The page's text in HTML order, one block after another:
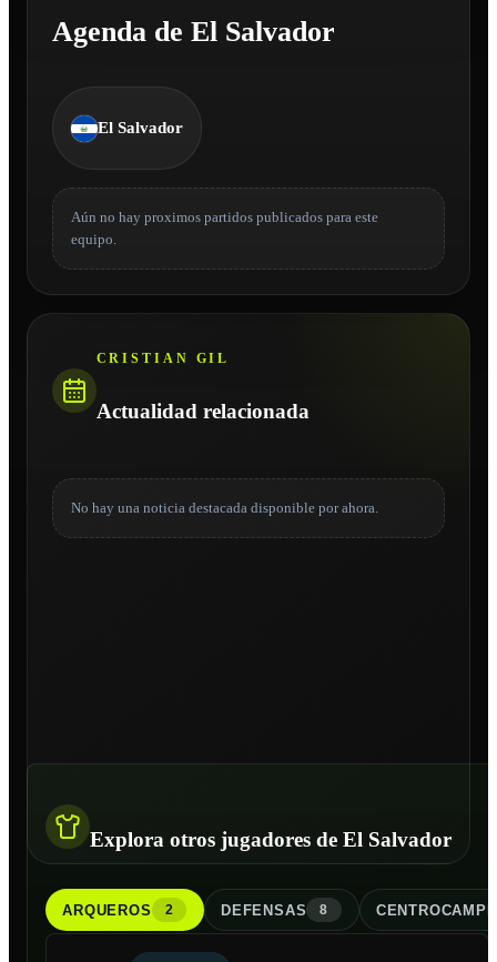
Agenda de El Salvador
El Salvador
Aún no hay proximos partidos publicados para este
equipo.
CRISTIAN GIL
Actualidad relacionada
No hay una noticia destacada disponible por ahora.
Explora otros jugadores de El Salvador
ARQUEROS 2 DEFENSAS 8